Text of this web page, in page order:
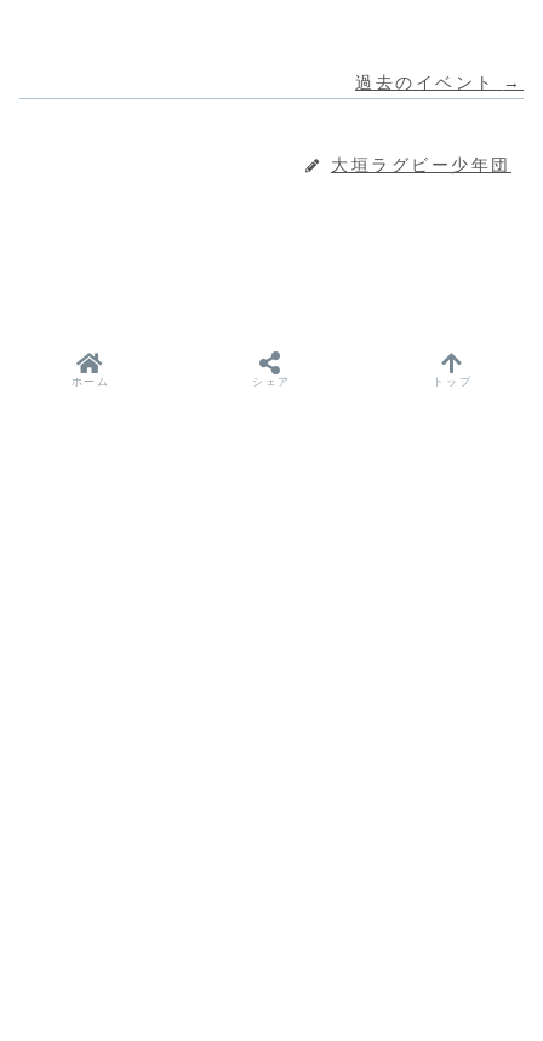
過去のイベント →
大垣ラグビー少年団
ホーム シェア トップ